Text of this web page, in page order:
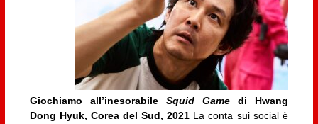
Giochiamo all’inesorabile Squid Gamedi Hwang
Dong Hyuk, Corea del Sud, 2021 La conta sui social è